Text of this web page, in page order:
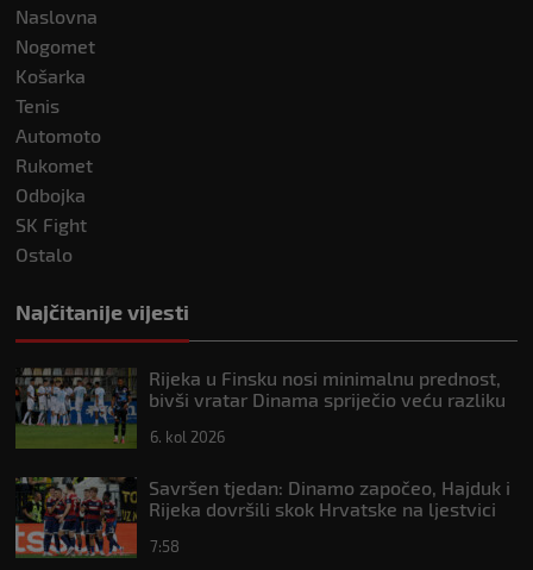
Naslovna
Nogomet
Košarka
Tenis
Automoto
Rukomet
Odbojka
SK Fight
Ostalo
Najčitanije vijesti
Rijeka u Finsku nosi minimalnu prednost,
bivši vratar Dinama spriječio veću razliku
6. kol 2026
Savršen tjedan: Dinamo započeo, Hajduk i
Rijeka dovršili skok Hrvatske na ljestvici
7:58